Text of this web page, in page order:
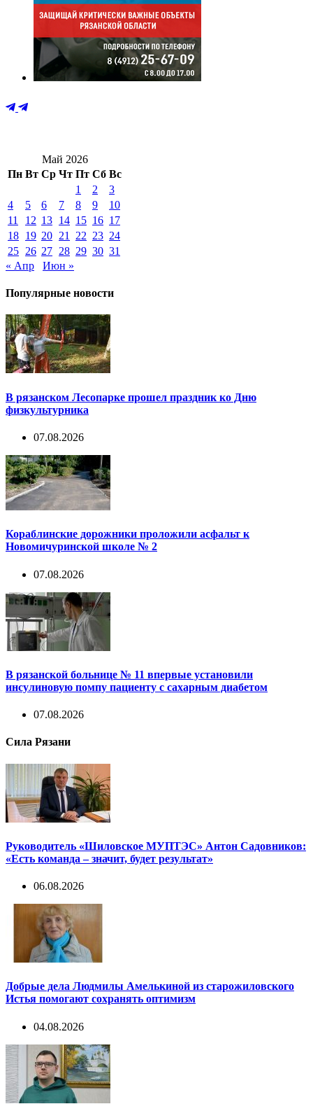
Май 2026
Пн Вт Ср Чт Пт Сб Вс
1
2
3
4
5 6 7 8 9
10
11
12 13 14 15 16 17
18 19 20 21 22 23 24
25 26 27 28 29 30 31
« Апр
Июн »
Популярные новости
В рязанском Лесопарке прошел праздник ко Дню
физкультурника
07.08.2026
Кораблинские дорожники проложили асфальт к
Новомичуринской школе № 2
07.08.2026
В рязанской больнице № 11 впервые установили
инсулиновую помпу пациенту с сахарным диабетом
07.08.2026
Сила Рязани
Руководитель «Шиловское МУПТЭС» Антон Садовников:
«Есть команда – значит, будет результат»
06.08.2026
Добрые дела Людмилы Амелькиной из старожиловского
Истья помогают сохранять оптимизм
04.08.2026